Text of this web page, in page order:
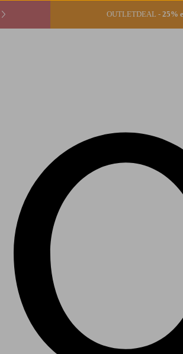
OUTLETDEAL - 25%